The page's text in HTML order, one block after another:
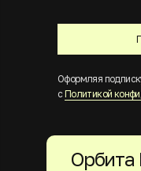
Оформляя
с Политикой
Орбита